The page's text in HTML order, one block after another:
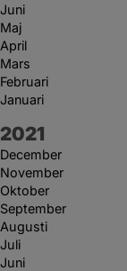
Juni
Maj
April
Mars
Februari
Januari
År:
2021
December
November
Oktober
September
Augusti
Juli
Juni